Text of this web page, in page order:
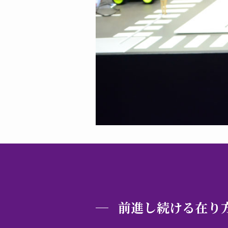
前進し続ける在り